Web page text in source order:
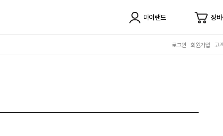
마이랜드 장
로그인 회원가입 고